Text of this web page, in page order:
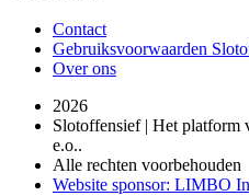
Contact
Gebruiksvoorwaarden
Over ons
2026
Slotoffensief | Het platform
e.o..
Alle rechten voorbehouden
Website sponsor: LIMBO